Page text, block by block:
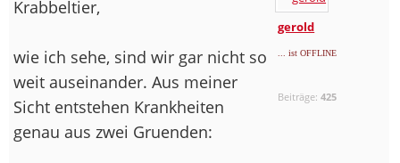
gerold
... ist OFFLINE
Beiträge:425
Krabbeltier,
wie ich sehe, sind wir gar nicht so
weit auseinander. Aus meiner
Sicht entstehen Krankheiten
genau aus zwei Gruenden: